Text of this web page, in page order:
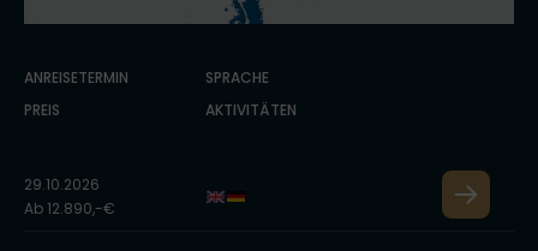
ANREISETERMIN
PREIS
SPRACHE
AKTIVITÄTEN
29.10.2026
Ab 12.890,-€